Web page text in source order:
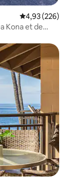
Évaluation
4,93 (226)
Kona et de